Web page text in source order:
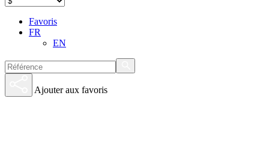
Favoris
FR
EN
Ajouter aux favoris